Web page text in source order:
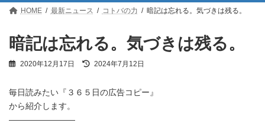
HOME 最新ニュース コトバの力 暗記は忘れる。気づきは残る。
暗記は忘れる。気づきは残る。
2020年12月17日
最
新
2024年7月12日
毎日読みたい『３６５日の広告コピー』
から紹介します。
————————